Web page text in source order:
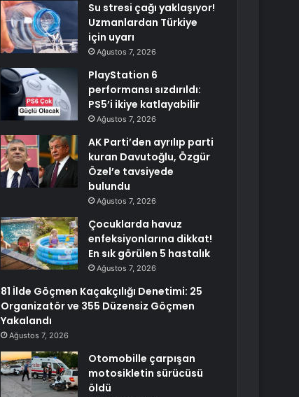
Su stresi çağı yaklaşıyor!
Uzmanlardan Türkiye
için uyarı
Ağustos 7, 2026
PlayStation 6
performansı sızdırıldı:
PS5’i ikiye katlayabilir
Ağustos 7, 2026
AK Parti’den ayrılıp parti
kuran Davutoğlu, Özgür
Özel’e tavsiyede
bulundu
Ağustos 7, 2026
Çocuklarda havuz
enfeksiyonlarına dikkat!
En sık görülen 5 hastalık
Ağustos 7, 2026
81 İlde Göçmen Kaçakçılığı Denetimi: 25
Organizatör ve 355 Düzensiz Göçmen
Yakalandı
Ağustos 7, 2026
Otomobille çarpışan
motosikletin sürücüsü
öldü